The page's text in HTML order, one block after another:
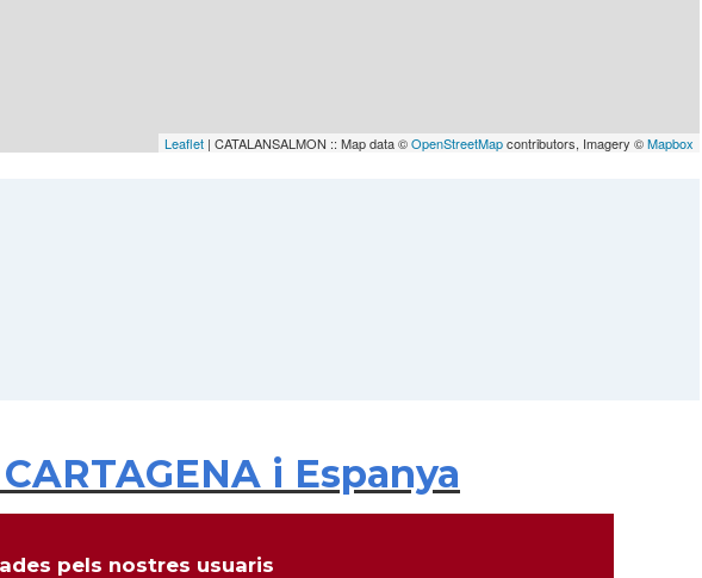
Leaflet | CATALANSALMON :: Map data ©OpenStreetMapcontributors, Imagery ©Mapbox
i Espanya
pels nostres usuaris